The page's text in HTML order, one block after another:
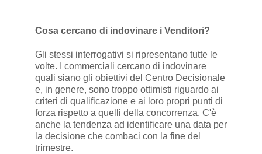
Cosa cercano di indovinare i Venditori?
Gli stessi interrogativi si ripresentano tutte le
volte. I commerciali cercano di indovinare
quali siano gli obiettivi del Centro Decisionale
e, in genere, sono troppo ottimisti riguardo ai
criteri di qualificazione e ai loro propri punti di
forza rispetto a quelli della concorrenza. C'è
anche la tendenza ad identificare una data per
la decisione che combaci con la fine del
trimestre.